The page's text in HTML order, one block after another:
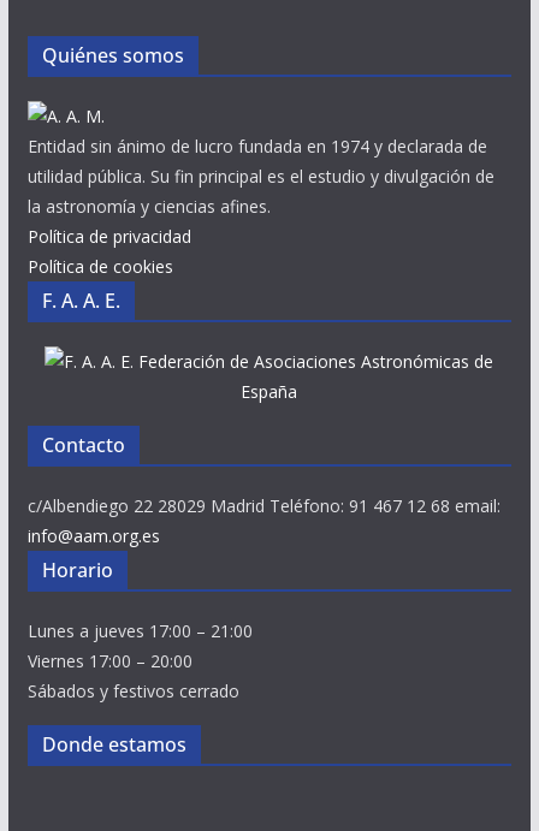
Quiénes somos
Entidad sin ánimo de lucro fundada en 1974 y declarada de
utilidad pública. Su fin principal es el estudio y divulgación de
la astronomía y ciencias afines.
Política de privacidad
Política de cookies
F. A. A. E.
Federación de Asociaciones Astronómicas de
España
Contacto
c/Albendiego 22 28029 Madrid Teléfono: 91 467 12 68 email:
info@aam.org.es
Horario
Lunes a jueves 17:00 – 21:00
Viernes 17:00 – 20:00
Sábados y festivos cerrado
Donde estamos